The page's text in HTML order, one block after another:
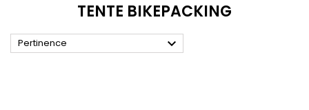
TENTE BIKEPACKING
Pertinence 